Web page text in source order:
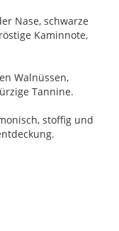
Nase, schwarze
Kaminnote,
Walnüssen,
Tannine.
stoffig und